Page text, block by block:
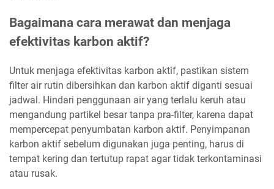
Bagaimana cara merawat dan menjaga
efektivitas karbon aktif?
Untuk menjaga efektivitas karbon aktif, pastikan sistem
filter air rutin dibersihkan dan karbon aktif diganti sesuai
jadwal. Hindari penggunaan air yang terlalu keruh atau
mengandung partikel besar tanpa pra-filter, karena dapat
mempercepat penyumbatan karbon aktif. Penyimpanan
karbon aktif sebelum digunakan juga penting, harus di
tempat kering dan tertutup rapat agar tidak terkontaminasi
atau rusak.